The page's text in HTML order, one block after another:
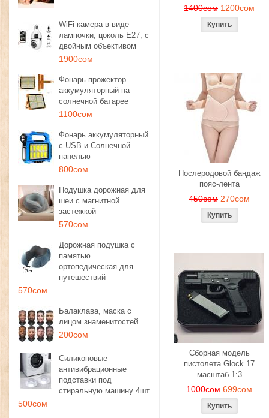
WiFi камера в виде
лампочки, цоколь E27, с
двойным объективом
1900сом
Фонарь прожектор
аккумуляторный на
солнечной батарее
1100сом
Фонарь аккумуляторный
с USB и Солнечной
панелью
800сом
Подушка дорожная для
шеи с магнитной
застежкой
570сом
Дорожная подушка с
памятью
ортопедическая для
путешествий
570сом
Балаклава, маска с
лицом знаменитостей
200сом
Силиконовые
антивибрационные
подставки под
стиральную машину 4шт
500сом
1400сом 1200сом
Послеродовой бандаж
пояс-лента
450сом 270сом
Сборная модель
пистолета Glock 17
масштаб 1:3
1000сом 699сом